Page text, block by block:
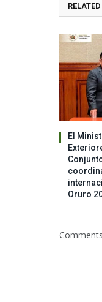
RELATED
El
Oruro